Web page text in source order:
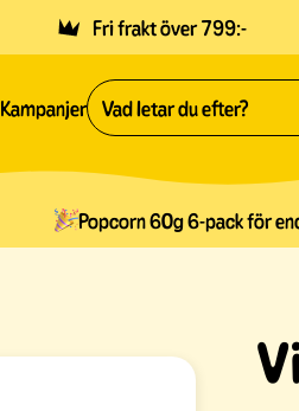
Fri frakt över 799:-
Kampanjer
Popcorn 60g 6-pack för